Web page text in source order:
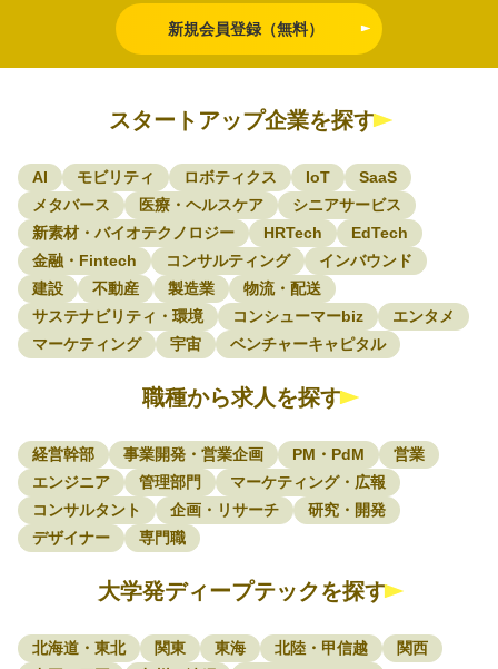
新規会員登録（無料）
スタートアップ企業を探す
AI モビリティ ロボティクス IoT
SaaS
メタバース
医療・ヘルスケア
シニアサービス
新素材・バイオテクノロジー
HRTech
EdTech
金融・Fintech
コンサルティング
インバウンド
建設
不動産 製造業
物流・配送
サステナビリティ・環境
コンシューマーbiz
エンタメ
マーケティング
宇宙 ベンチャーキャピタル
職種から求人を探す
経営幹部 事業開発・営業企画 PM・PdM
営業
エンジニア
管理部門
マーケティング・広報
コンサルタント
企画・リサーチ
研究・開発
デザイナー
専門職
大学発ディープテックを探す
北海道・東北 関東 東海 北陸・甲信越
関西